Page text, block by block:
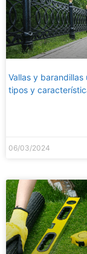
Vallas y barandillas
tipos y
06/03/2024